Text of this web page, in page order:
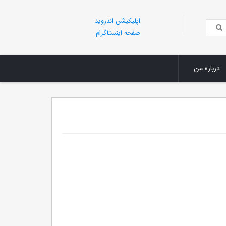
اپلیکیشن اندروید
صفحه اینستاگرام
درباره من